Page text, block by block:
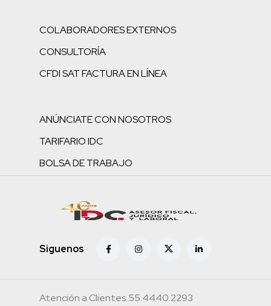
COLABORADORES EXTERNOS
CONSULTORÍA
CFDI SAT FACTURA EN LÍNEA
ANÚNCIATE CON NOSOTROS
TARIFARIO IDC
BOLSA DE TRABAJO
Siguenos
Atención a Clientes 55.4440.2293